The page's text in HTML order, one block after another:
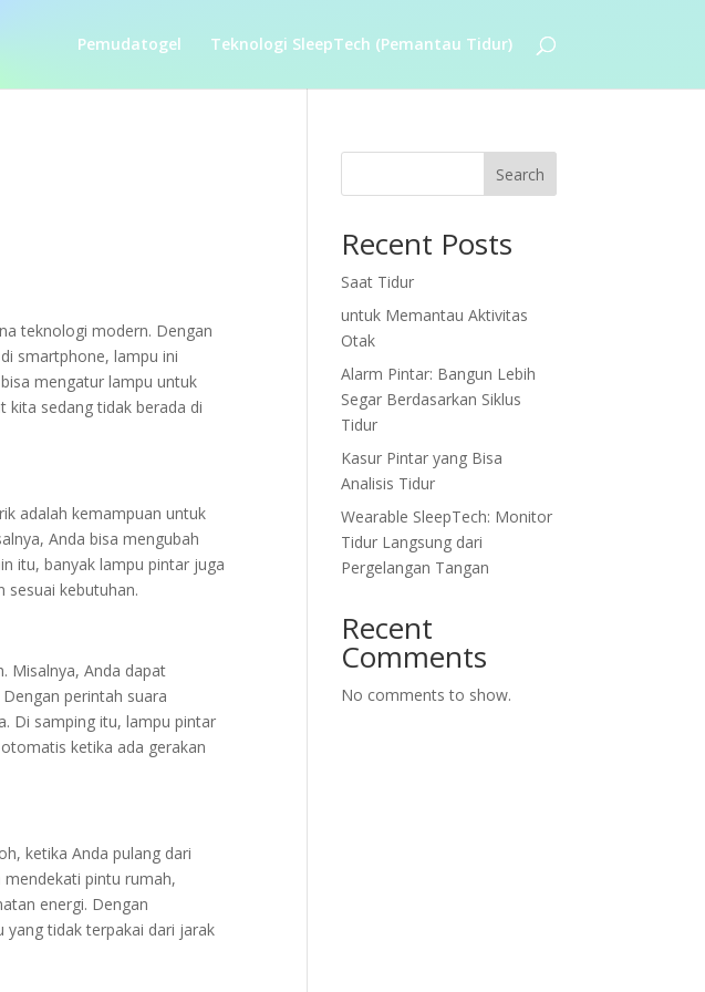
Pemudatogel Teknologi SleepTech (Pemantau Tidur)
teknologi modern. Dengan
smartphone, lampu ini
mengatur lampu untuk
kita sedang tidak berada di
adalah kemampuan untuk
Anda bisa mengubah
itu, banyak lampu pintar juga
sesuai kebutuhan.
Misalnya, Anda dapat
perintah suara
Di samping itu, lampu pintar
ketika ada gerakan
ketika Anda pulang dari
pintu rumah,
energi. Dengan
yang tidak terpakai dari jarak
Search
Recent Posts
Saat Tidur
untuk Memantau Aktivitas
Otak
Alarm Pintar: Bangun Lebih
Segar Berdasarkan Siklus
Tidur
Kasur Pintar yang Bisa
Analisis Tidur
Wearable SleepTech: Monitor
Tidur Langsung dari
Pergelangan Tangan
Recent
Comments
No comments to show.